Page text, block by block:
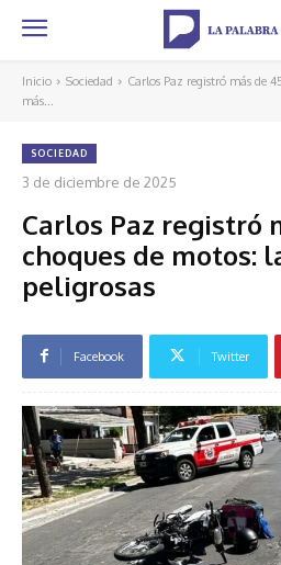
Inicio Sociedad
Carlos Paz registró más de
más...
SOCIEDAD
3 de diciembre de 2025
Carlos Paz registró
choques de motos:
peligrosas
Facebook Twitter